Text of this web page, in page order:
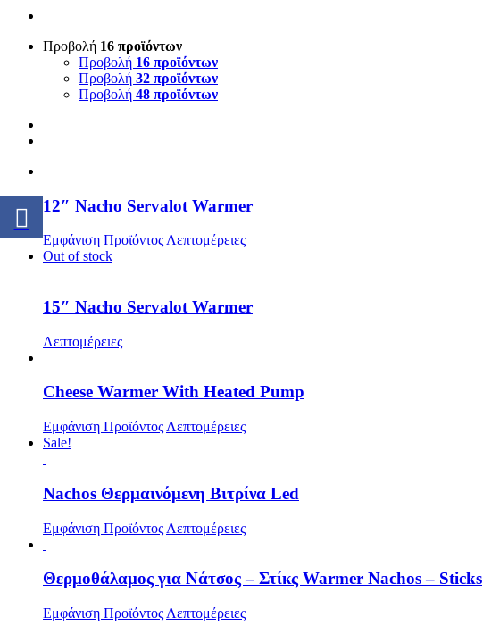
Προβολή 16 προϊόντων
Προβολή 16 προϊόντων
Προβολή 32 προϊόντων
Προβολή 48 προϊόντων
12″ Nacho Servalot Warmer
Εμφάνιση Προϊόντος Λεπτομέρειες
Out of stock
15″ Nacho Servalot Warmer
Λεπτομέρειες
Cheese Warmer With Heated Pump
Εμφάνιση Προϊόντος Λεπτομέρειες
Sale!
Nachos Θερμαινόμενη Βιτρίνα Led
Εμφάνιση Προϊόντος Λεπτομέρειες
Θερμοθάλαμος για Νάτσος – Στίκς Warmer Nachos – Sticks
Εμφάνιση Προϊόντος Λεπτομέρειες